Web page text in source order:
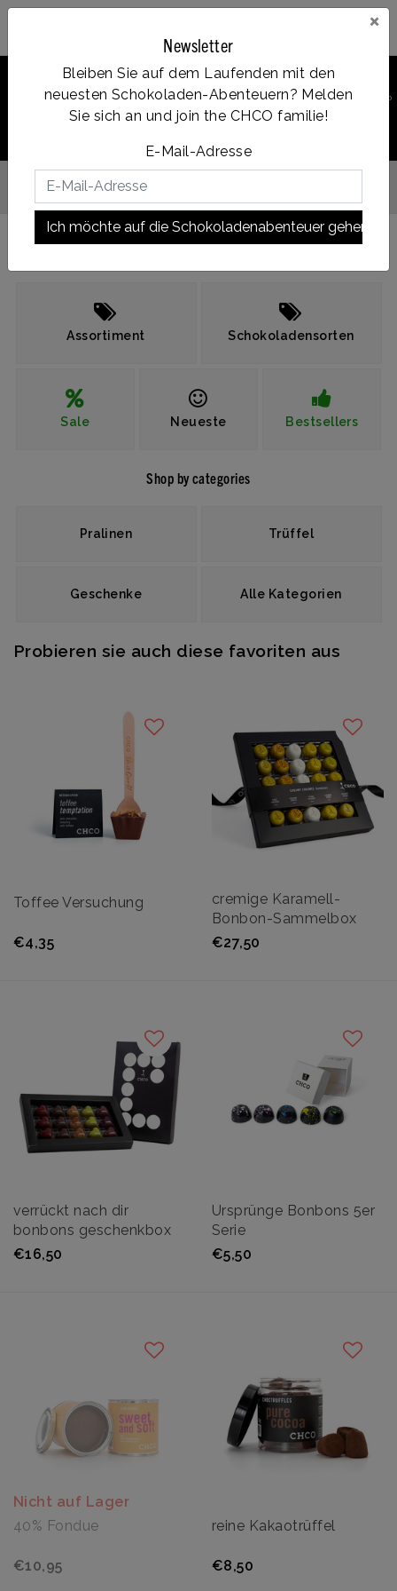
×
Newsletter
Bleiben Sie auf dem Laufenden mit den
neuesten Schokoladen-Abenteuern? Melden
Sie sich an und join the CHCO familie!
E-Mail-Adresse
Ich möchte auf die Schokoladenabenteuer gehen!
Assortiment Schokoladensorten
Sale Neueste Bestsellers
Shop by categories
Pralinen Trüffel
Geschenke Alle Kategorien
Probieren sie auch diese favoriten aus
Toffee Versuchung
€4,35
cremige Karamell-
Bonbon-Sammelbox
€27,50
verrückt nach dir
bonbons geschenkbox
€16,50
Ursprünge Bonbons 5er
Serie
€5,50
Nicht auf Lager
40% Fondue
€10,95
reine Kakaotrüffel
€8,50
PRODUKT
SUCHEN
Account Menu Wunschzettel Ihr Warenkorb